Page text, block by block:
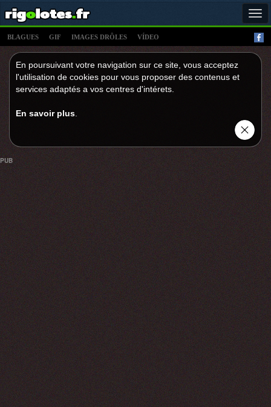
BLAGUES GIF IMAGES DRÔLES VÍDEO
En poursuivant votre navigation sur ce site, vous acceptez
l'utilisation de cookies pour vous proposer des contenus et
services adaptés a vos centres d'intérets.
En savoir plus
PUB